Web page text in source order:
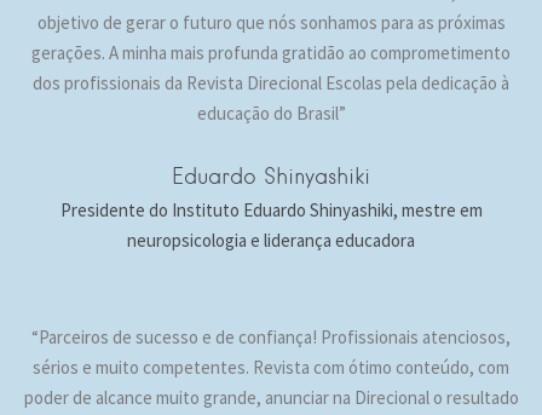
objetivo de gerar o futuro que nós sonhamos para as próximas
gerações. A minha mais profunda gratidão ao comprometimento
dos profissionais da Revista Direcional Escolas pela dedicação à
educação do Brasil”
Eduardo Shinyashiki
Presidente do Instituto Eduardo Shinyashiki, mestre em
neuropsicologia e liderança educadora
“Parceiros de sucesso e de confiança! Profissionais atenciosos,
sérios e muito competentes. Revista com ótimo conteúdo, com
poder de alcance muito grande, anunciar na Direcional o resultado